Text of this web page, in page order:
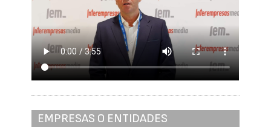
EMPRESAS O ENTIDADES